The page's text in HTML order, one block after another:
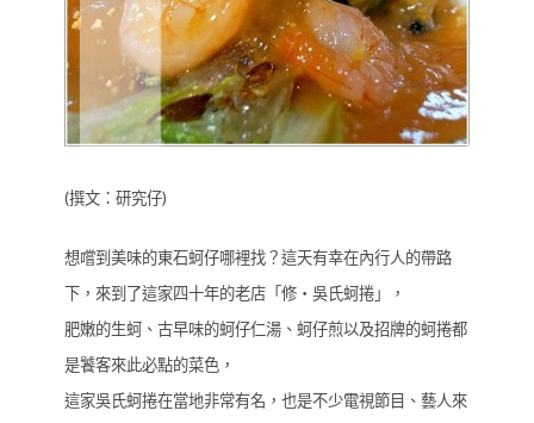
(撰文：研究仔)
想嚐到美味的東石蚵仔哪裡找？這天有幸在內行人的帶路
下，來到了這家四十年的老店「修‧吳氏蚵捲」，
肥嫩的生蚵、古早味的蚵仔仁湯、蚵仔煎以及招牌的蚵捲都
是饕客來此必點的菜色，
這家吳氏蚵捲在當地非常有名，也是不少電視節目、藝人來